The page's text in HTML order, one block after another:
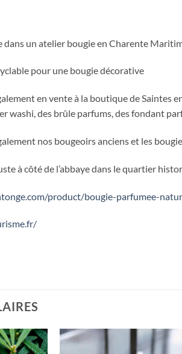
dans un atelier bougie en Charente
pour une bougie décorative
en vente à la boutique de Saintes
washi, des brûle parfums, des fondant
nos bougeoirs anciens et les
à côté de l’abbaye dans le quartier
product/bougie-parfumee-